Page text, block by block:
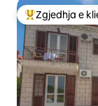
Më të mirat e
Zgjedhja e